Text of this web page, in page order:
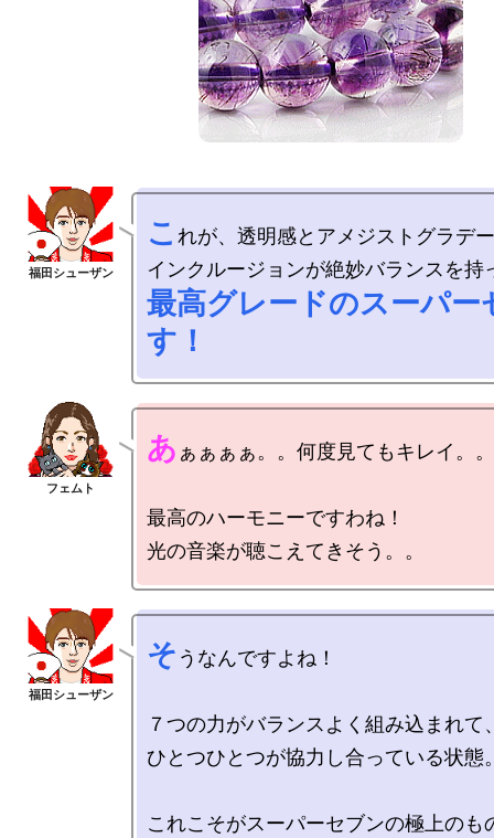
こ れが、透明感とアメジストグラデ
最高グレードのスーパー
す！
あ ぁぁぁぁ。。何度見てもキレイ。
最高のハーモニーですわね！
そ うなんですよね！
７つの力がバランスよく組み込まれて
ひとつひとつが協力し合っている状態